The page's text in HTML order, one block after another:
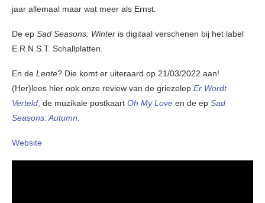
jaar allemaal maar wat meer als Ernst.
De ep Sad Seasons: Winter is digitaal verschenen bij het label
E.R.N.S.T. Schallplatten.
En de Lente? Die komt er uiteraard op 21/03/2022 aan!
(Her)lees hier ook onze review van de griezelep Er Wordt
Verteld, de muzikale postkaart Oh My Love en de ep Sad
Seasons: Autumn.
Website